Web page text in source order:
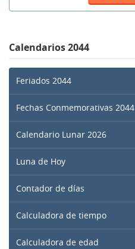
Calendarios 2044
Feriados 2044
Fechas Conmemorativas 2044
Calendario Lunar 2026
Luna de Hoy
Contador de días
Calculadora de tiempo
Calculadora de edad